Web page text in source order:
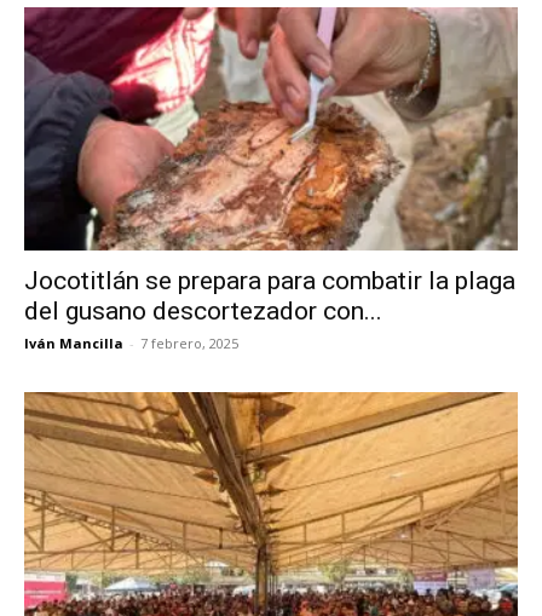
Jocotitlán se prepara para combatir la plaga
del gusano descortezador con...
Iván Mancilla - 7 febrero, 2025